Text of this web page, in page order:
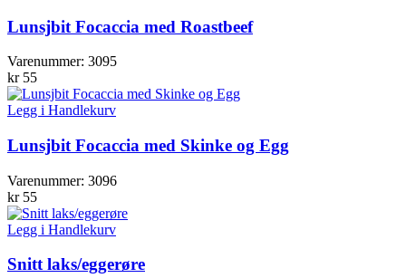
Lunsjbit Focaccia med Roastbeef
Varenummer: 3095
kr55
Legg i Handlekurv
Lunsjbit Focaccia med Skinke og Egg
Varenummer: 3096
kr55
Legg i Handlekurv
Snitt laks/eggerøre